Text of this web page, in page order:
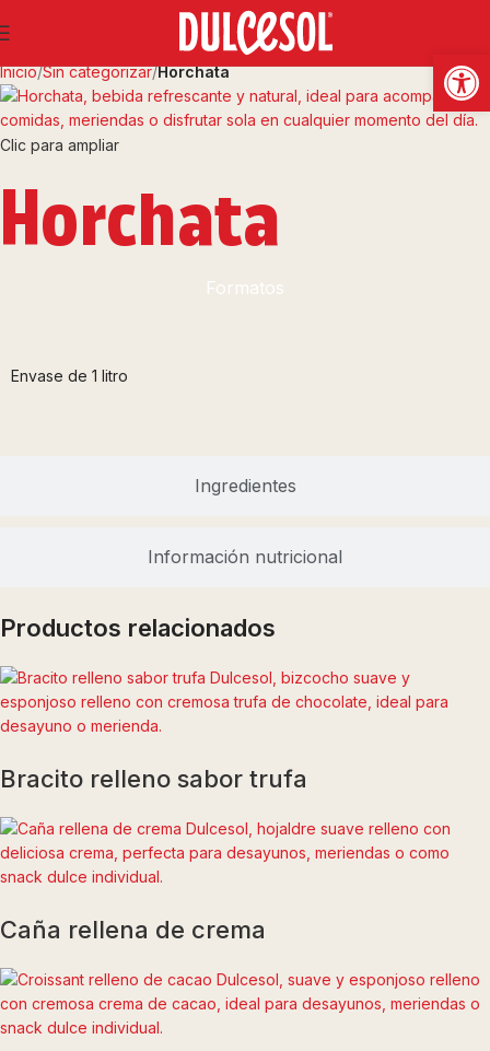
Inicio Sin categorizar Horchata
Clic para ampliar
Horchata
Formatos
Ingredientes
Información nutricional
Envase de 1 litro
Productos relacionados
Bracito relleno sabor trufa
Caña rellena de crema